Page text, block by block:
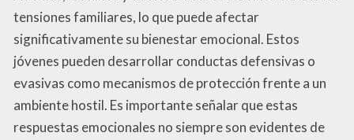
tensiones familiares, lo que puede afectar
significativamente su bienestar emocional. Estos
jóvenes pueden desarrollar conductas defensivas o
evasivas como mecanismos de protección frente a un
ambiente hostil. Es importante señalar que estas
respuestas emocionales no siempre son evidentes de